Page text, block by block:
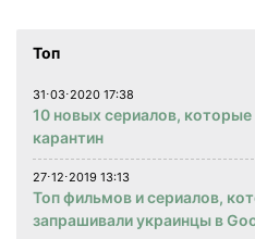
Топ
31⋅03⋅2020 17:38
10 новых сериалов,
карантин
27⋅12⋅2019 13:13
Топ фильмов и сериалов,
запрашивали украинцы в